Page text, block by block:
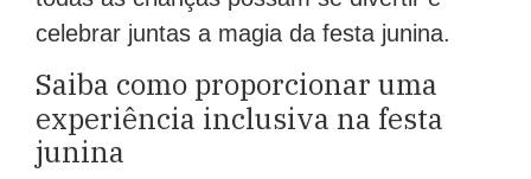
celebrar juntas a magia da festa junina.
Saiba como proporcionar uma
experiência inclusiva na festa
junina